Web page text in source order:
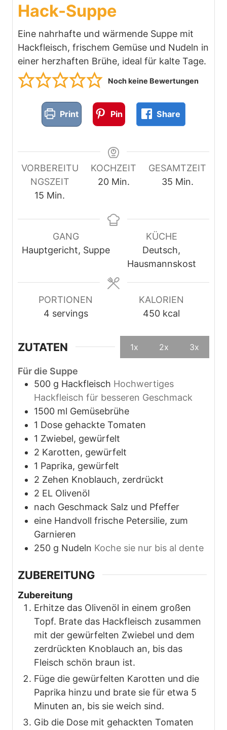
Hack-Suppe
Eine nahrhafte und wärmende Suppe mit
Hackfleisch, frischem Gemüse und Nudeln in
einer herzhaften Brühe, ideal für kalte Tage.
Noch keine Bewertungen
Print Pin Share
VORBEREITU
NGSZEIT
15 M
n
t
Min.
KOCHZEIT
20M
u
e
Min.
GESAMTZEIT
35M
u
t
e
n
Min.
GANG
Hauptgericht, Suppe
KÜCHE
Deutsch,
Hausmannskost
PORTIONEN
4 servings
KALORIEN
450 kcal
ZUTATEN 1x 2x 3x
Für die Suppe
500 g Hackfleisch Hochwertiges
Hackfleisch für besseren Geschmack
1500 ml Gemüsebrühe
1 Dose gehackte Tomaten
1 Zwiebel, gewürfelt
2 Karotten, gewürfelt
1 Paprika, gewürfelt
2 Zehen Knoblauch, zerdrückt
2 EL Olivenöl
nach Geschmack Salz und Pfeffer
eine Handvoll frische Petersilie, zum
Garnieren
250 g Nudeln Koche sie nur bis al dente
ZUBEREITUNG
Zubereitung
Erhitze das Olivenöl in einem großen
Topf. Brate das Hackfleisch zusammen
mit der gewürfelten Zwiebel und dem
zerdrückten Knoblauch an, bis das
Fleisch schön braun ist.
Füge die gewürfelten Karotten und die
Paprika hinzu und brate sie für etwa 5
Minuten an, bis sie weich sind.
Gib die Dose mit gehackten Tomaten